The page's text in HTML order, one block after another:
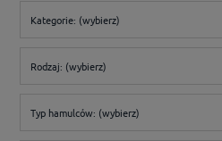
Kategorie: (wybierz)
Rodzaj: (wybierz)
Typ hamulców: (wybierz)